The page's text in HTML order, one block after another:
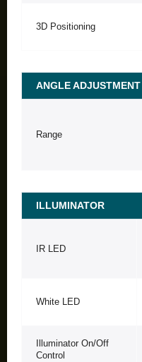
3D Positioning
ANGLE
Range
ILLUMINATOR
IR LED
White LED
Illuminator On/Off
Control